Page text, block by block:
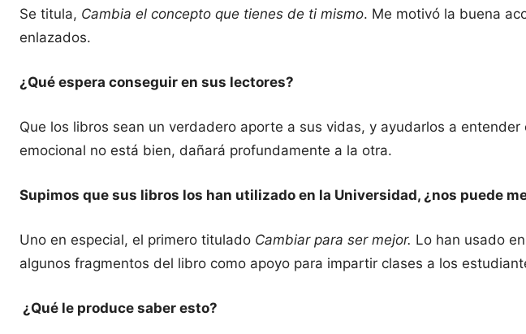
Se titula, Cambia el concepto que tienes de ti mismo. Me motivó la buena
enlazados.
¿Qué espera conseguir en sus lectores?
Que los libros sean un verdadero aporte a sus vidas, y ayudarlos a
emocional no está bien, dañará profundamente a la otra.
Supimos que sus libros los han utilizado en la Universidad, ¿nos puede
Uno en especial, el primero titulado Cambiar para ser mejor. Lo han usado
algunos fragmentos del libro como apoyo para impartir clases a los
¿Qué le produce saber esto?